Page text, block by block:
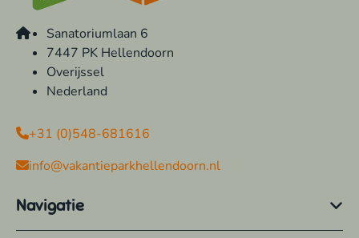
Sanatoriumlaan 6
7447 PK Hellendoorn
Overijssel
Nederland
+31 (0)548-681616
info@vakantieparkhellendoorn.nl
Navigatie